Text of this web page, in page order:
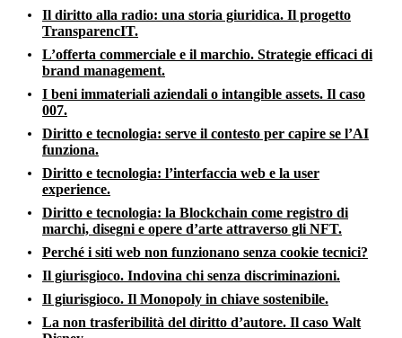
Il diritto alla radio: una storia giuridica. Il progetto
TransparencIT.
L’offerta commerciale e il marchio. Strategie efficaci di
brand management.
I beni immateriali aziendali o intangible assets. Il caso
007.
Diritto e tecnologia: serve il contesto per capire se l’AI
funziona.
Diritto e tecnologia: l’interfaccia web e la user
experience.
Diritto e tecnologia: la Blockchain come registro di
marchi, disegni e opere d’arte attraverso gli NFT.
Perché i siti web non funzionano senza cookie tecnici?
Il giurisgioco. Indovina chi senza discriminazioni.
Il giurisgioco. Il Monopoly in chiave sostenibile.
La non trasferibilità del diritto d’autore. Il caso Walt